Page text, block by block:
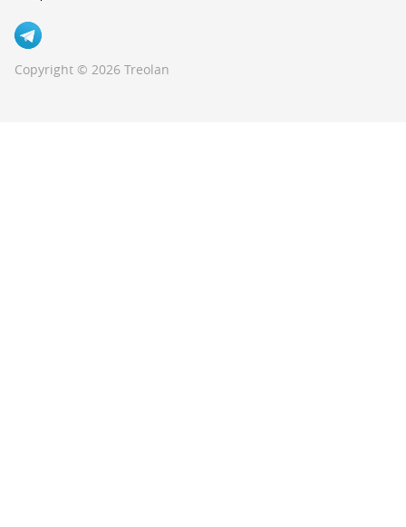
Copyright © 2026 Treolan